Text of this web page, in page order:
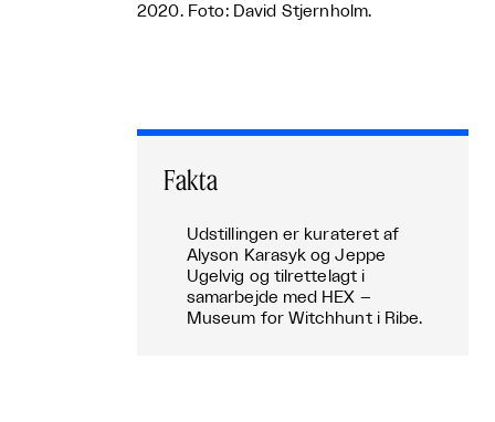
2020. Foto: David Stjernholm.
Fakta
Udstillingen er kurateret af
Alyson Karasyk og Jeppe
Ugelvig og tilrettelagt i
samarbejde med HEX –
Museum for Witchhunt i Ribe.